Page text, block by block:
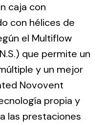
into the group
products for
caja con
con hélices de
el Multiflow
que permite un
y un mejor
Novovent
propia y
las prestaciones